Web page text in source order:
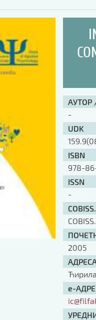
АУТОР
-
UDK
ISBN
978-
ISSN
-
2005
е-